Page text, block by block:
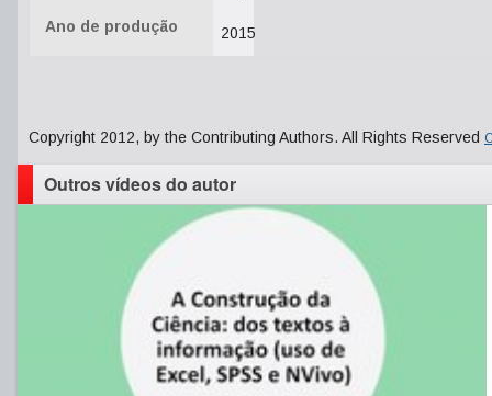
Ano de produção 2015
Copyright 2012, by the Contributing Authors. All Rights Reserved
Outros vídeos do autor